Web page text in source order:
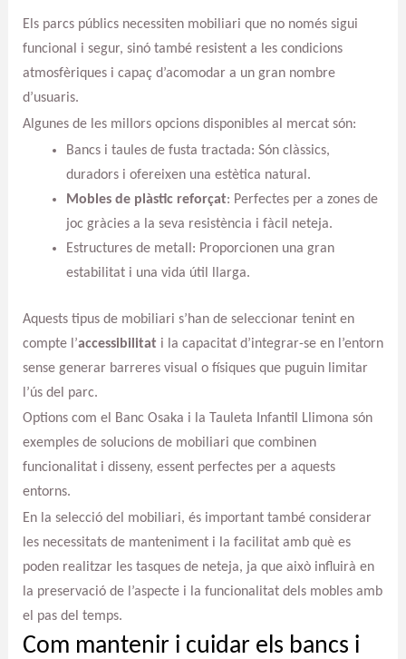
Els parcs públics necessiten mobiliari que no només sigui
funcional i segur, sinó també resistent a les condicions
atmosfèriques i capaç d’acomodar a un gran nombre
d’usuaris.
Algunes de les millors opcions disponibles al mercat són:
Bancs i taules de fusta tractada: Són clàssics,
duradors i ofereixen una estètica natural.
Mobles de plàstic reforçat: Perfectes per a zones de
joc gràcies a la seva resistència i fàcil neteja.
Estructures de metall: Proporcionen una gran
estabilitat i una vida útil llarga.
Aquests tipus de mobiliari s’han de seleccionar tenint en
compte l’accessibilitat i la capacitat d’integrar-se en l’entorn
sense generar barreres visual o físiques que puguin limitar
l’ús del parc.
Options com el Banc Osaka i la Tauleta Infantil Llimona són
exemples de solucions de mobiliari que combinen
funcionalitat i disseny, essent perfectes per a aquests
entorns.
En la selecció del mobiliari, és important també considerar
les necessitats de manteniment i la facilitat amb què es
poden realitzar les tasques de neteja, ja que això influirà en
la preservació de l’aspecte i la funcionalitat dels mobles amb
el pas del temps.
Com mantenir i cuidar els bancs i